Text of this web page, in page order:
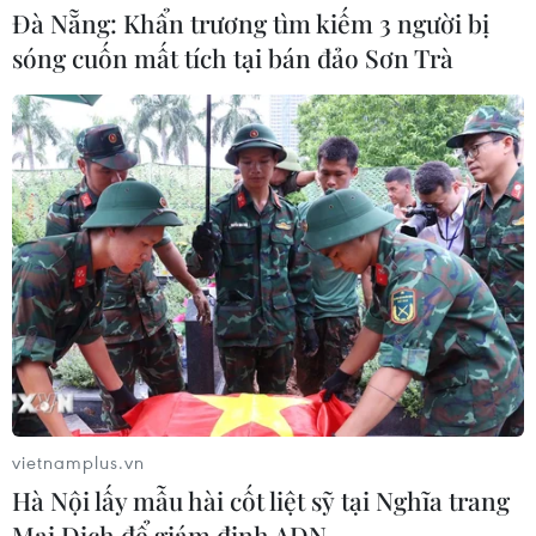
Chủ sân Azteca lỗ hơn 47 triệu USD vì
World Cup 2026
08/08/2026 06:43
Dữ liệu việc làm Mỹ mở thêm dư địa
cho giá vàng trong tuần qua
08/08/2026 04:29
Thương mại Việt Nam-Australia
hướng tới những động lực tăng
trưởng mới
08/08/2026 03:29
Đà Nẵng: Khẩn trương tìm kiếm 3 người bị
sóng cuốn mất tích tại bán đảo Sơn Trà
vietnamplus.vn
Hà Nội lấy mẫu hài cốt liệt sỹ tại Nghĩa trang